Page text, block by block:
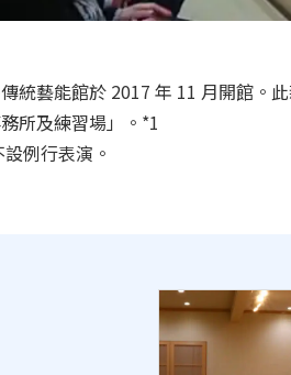
統藝能館於 2017 年 11 月開館。
所及練習場」。*1
例行表演。